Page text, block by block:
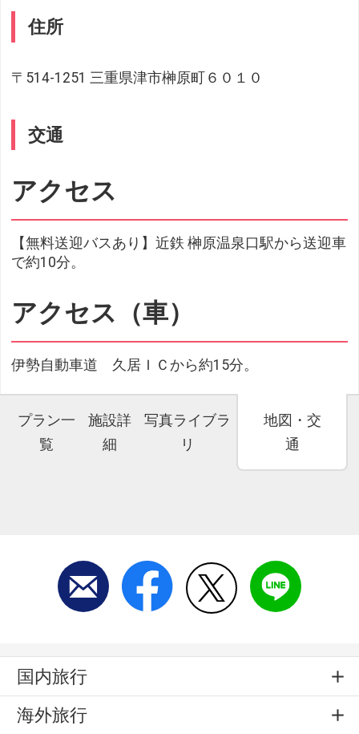
住所
〒514-1251 三重県津市榊原町６０１０
交通
アクセス
【無料送迎バスあり】近鉄 榊原温泉口駅から送迎車
で約10分。
アクセス（車）
伊勢自動車道 久居ＩＣから約15分。
プラン一
覧
施設詳
細
写真ライブラ
リ
地図・交
通
国内旅行
海外旅行